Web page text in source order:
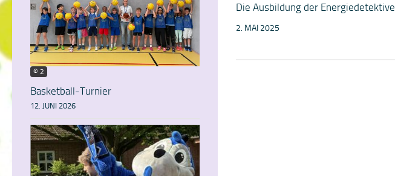
Die Ausbildung der Energiedetektive
2. MAI 2025
© 2
Basketball-Turnier
12. JUNI 2026